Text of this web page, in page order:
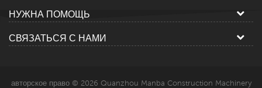
НУЖНА ПОМОЩЬ
СВЯЗАТЬСЯ С НАМИ
авторское право © 2026 Quanzhou Manba Construction Machinery